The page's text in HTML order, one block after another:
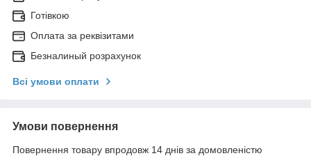
Готівкою
Оплата за реквізитами
Безналиный розрахунок
Всі умови оплати
Умови повернення
Повернення товару впродовж 14 днів за домовленістю